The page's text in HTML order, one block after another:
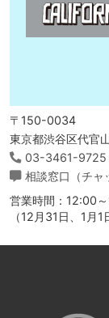
〒150-0034
東京都渋谷区代官
03-3461-9725
相談窓口（チャ
営業時間：12:00
（12月31日、1月